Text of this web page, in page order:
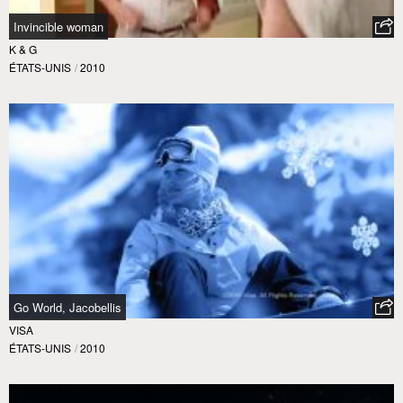
Invincible woman
K & G
ÉTATS-UNIS / 2010
Go World, Jacobellis
VISA
ÉTATS-UNIS / 2010